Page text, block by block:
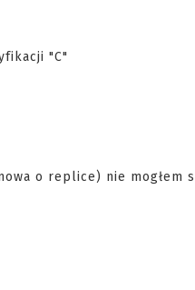
"C"
o replice) nie mogłem